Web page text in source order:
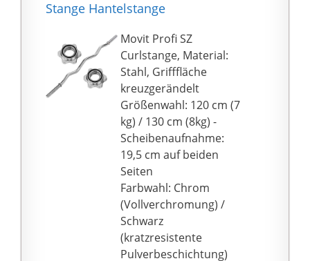
Gewichte werden mit
Hilfe von
Sternverschlüssen
fixiert.
✅ 𝐓𝐑𝐀𝐈𝐍𝐈𝐍𝐆 𝐌𝐈𝐓
𝐀𝐔𝐒𝐖𝐀𝐇𝐋: Das
Hantelset Kurz und
Langhantel ermöglicht
Fitness für den
gesamten
Bewegungsapparat – so
trainierst du gezielt und
effizient!
✅ 𝗗𝗔𝗦 𝗡𝗘𝗢𝗟𝗬𝗠𝗣-
𝗩𝗘𝗥𝗦𝗣𝗥𝗘𝗖𝗛𝗘𝗡: Wir
Stange Hantelstange
Movit Profi SZ
Curlstange, Material:
Stahl, Grifffläche
kreuzgerändelt
Größenwahl: 120 cm (7
kg) / 130 cm (8kg) -
Scheibenaufnahme:
19,5 cm auf beiden
Seiten
Farbwahl: Chrom
(Vollverchromung) /
Schwarz
(kratzresistente
Pulverbeschichtung)